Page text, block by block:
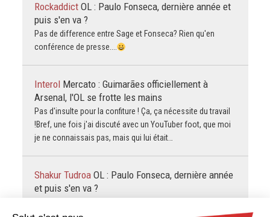
Rockaddict OL : Paulo Fonseca, dernière année et
puis s'en va ?
Pas de difference entre Sage et Fonseca? Rien qu'en
conférence de presse....
Interol Mercato : Guimarães officiellement à
Arsenal, l'OL se frotte les mains
Pas d'insulte pour la confiture ! Ça, ça nécessite du travail
!Bref, une fois j'ai discuté avec un YouTuber foot, que moi
je ne connaissais pas, mais qui lui était…
Shakur Tudroa OL : Paulo Fonseca, dernière année
et puis s'en va ?